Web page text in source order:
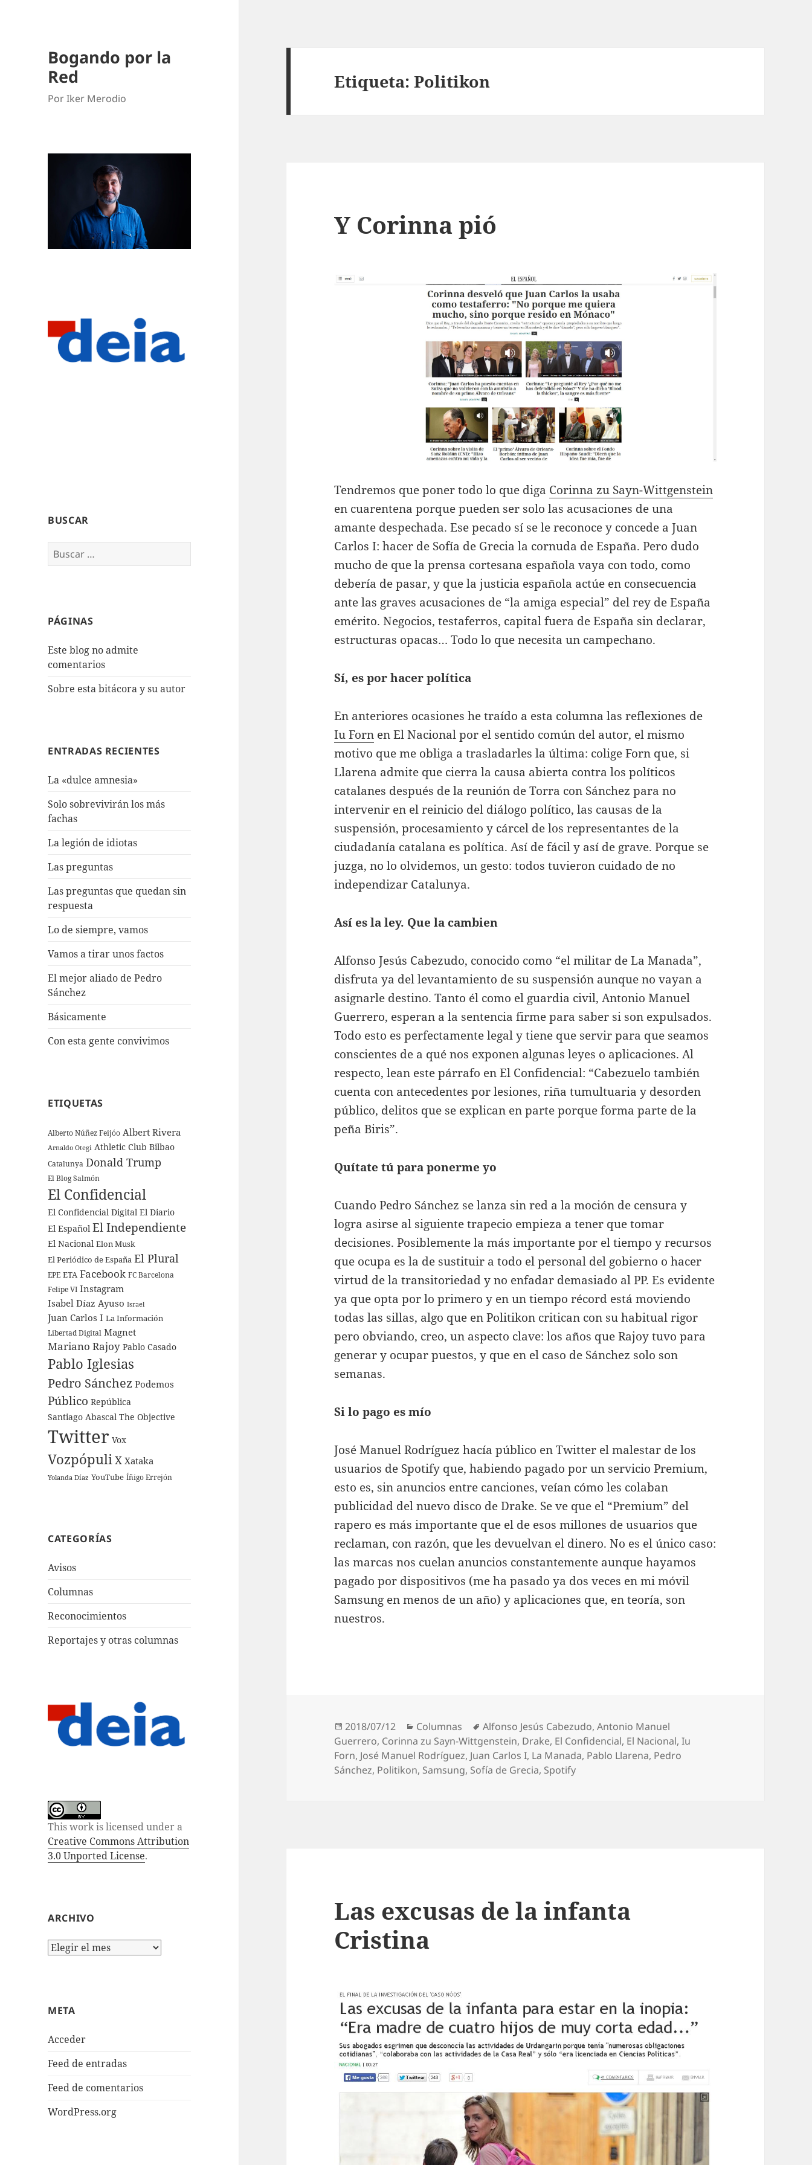
Bogando por la
Red
Por Iker Merodio
BUSCAR
Buscar:
PÁGINAS
Este blog no admite
comentarios
Sobre esta bitácora y su autor
ENTRADAS RECIENTES
La «dulce amnesia»
Solo sobrevivirán los más
fachas
La legión de idiotas
Las preguntas
Las preguntas que quedan sin
respuesta
Lo de siempre, vamos
Vamos a tirar unos factos
El mejor aliado de Pedro
Sánchez
Básicamente
Con esta gente convivimos
ETIQUETAS
Alberto Núñez Feijóo Albert Rivera
Arnaldo Otegi Athletic Club Bilbao
Catalunya Donald Trump
El Blog Salmón
El Confidencial
El Confidencial Digital El Diario
El Español El Independiente
El Nacional Elon Musk
El Periódico de España El Plural
EPE ETA Facebook FC Barcelona
Felipe VI Instagram
Isabel Díaz Ayuso Israel
Juan Carlos I La Información
Libertad Digital Magnet
Mariano Rajoy Pablo Casado
Pablo Iglesias
Pedro Sánchez Podemos
Público República
Santiago Abascal The Objective
Twitter Vox
Vozpópuli X Xataka
Yolanda Díaz YouTube Íñigo Errejón
CATEGORÍAS
Avisos
Columnas
Reconocimientos
Reportajes y otras columnas
This work is licensed under a
Creative Commons Attribution
3.0 Unported License.
ARCHIVO
Archivo
META
Acceder
Feed de entradas
Feed de comentarios
WordPress.org
Etiqueta:Politikon
Y Corinna pió
Tendremos que poner todo lo que diga Corinna zu Sayn-Wittgenstein
en cuarentena porque pueden ser solo las acusaciones de una
amante despechada. Ese pecado sí se le reconoce y concede a Juan
Carlos I: hacer de Sofía de Grecia la cornuda de España. Pero dudo
mucho de que la prensa cortesana española vaya con todo, como
debería de pasar, y que la justicia española actúe en consecuencia
ante las graves acusaciones de “la amiga especial” del rey de España
emérito. Negocios, testaferros, capital fuera de España sin declarar,
estructuras opacas… Todo lo que necesita un campechano.
Sí, es por hacer política
En anteriores ocasiones he traído a esta columna las reflexiones de
Iu Forn en El Nacional por el sentido común del autor, el mismo
motivo que me obliga a trasladarles la última: colige Forn que, si
Llarena admite que cierra la causa abierta contra los políticos
catalanes después de la reunión de Torra con Sánchez para no
intervenir en el reinicio del diálogo político, las causas de la
suspensión, procesamiento y cárcel de los representantes de la
ciudadanía catalana es política. Así de fácil y así de grave. Porque se
juzga, no lo olvidemos, un gesto: todos tuvieron cuidado de no
independizar Catalunya.
Así es la ley. Que la cambien
Alfonso Jesús Cabezudo, conocido como “el militar de La Manada”,
disfruta ya del levantamiento de su suspensión aunque no vayan a
asignarle destino. Tanto él como el guardia civil, Antonio Manuel
Guerrero, esperan a la sentencia firme para saber si son expulsados.
Todo esto es perfectamente legal y tiene que servir para que seamos
conscientes de a qué nos exponen algunas leyes o aplicaciones. Al
respecto, lean este párrafo en El Confidencial: “Cabezuelo también
cuenta con antecedentes por lesiones, riña tumultuaria y desorden
público, delitos que se explican en parte porque forma parte de la
peña Biris”.
Quítate tú para ponerme yo
Cuando Pedro Sánchez se lanza sin red a la moción de censura y
logra asirse al siguiente trapecio empieza a tener que tomar
decisiones. Posiblemente la más importante por el tiempo y recursos
que ocupa es la de sustituir a todo el personal del gobierno o hacer
virtud de la transitoriedad y no enfadar demasiado al PP. Es evidente
ya que opta por lo primero y en un tiempo récord está moviendo
todas las sillas, algo que en Politikon critican con su habitual rigor
pero obviando, creo, un aspecto clave: los años que Rajoy tuvo para
generar y ocupar puestos, y que en el caso de Sánchez solo son
semanas.
Si lo pago es mío
José Manuel Rodríguez hacía público en Twitter el malestar de los
usuarios de Spotify que, habiendo pagado por un servicio Premium,
esto es, sin anuncios entre canciones, veían cómo les colaban
publicidad del nuevo disco de Drake. Se ve que el “Premium” del
rapero es más importante que el de esos millones de usuarios que
reclaman, con razón, que les devuelvan el dinero. No es el único caso:
las marcas nos cuelan anuncios constantemente aunque hayamos
pagado por dispositivos (me ha pasado ya dos veces en mi móvil
Samsung en menos de un año) y aplicaciones que, en teoría, son
nuestros.
Publicado
el
2018/07/12 Categorías
Columnas Etiquetas
Alfonso Jesús Cabezudo,Antonio Manuel
Guerrero, Corinna zu Sayn-Wittgenstein, Drake, El Confidencial, El Nacional,Iu
Forn, José Manuel Rodríguez, Juan Carlos I, La Manada, Pablo Llarena, Pedro
Sánchez, Politikon, Samsung, Sofía de Grecia, Spotify
Las excusas de la infanta
Cristina